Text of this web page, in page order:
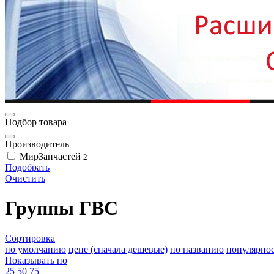
Подбор товара
Производитель
МирЗапчастей 2
Подобрать
Очистить
Группы ГВС
Сортировка
по умолчанию цене (сначала дешевые) по названию
Показывать по
25 50 75